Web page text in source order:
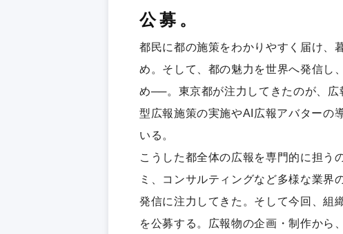
公募。
都民に都の施策をわかりやすく届け、
め。そして、都の魅力を世界へ発信し
め──。東京都が注力してきたのが、
型広報施策の実施やAI広報アバターの
いる。
こうした都全体の広報を専門的に担う
ミ、コンサルティングなど多様な業界
発信に注力してきた。そして今回、組
を公募する。広報物の企画・制作から